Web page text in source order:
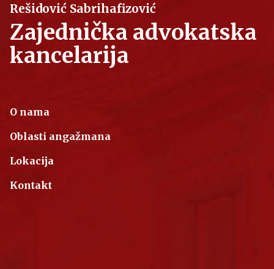
Rešidović Sabrihafizović
Zajednička advokatska
kancelarija
O nama
Oblasti angažmana
Lokacija
Kontakt